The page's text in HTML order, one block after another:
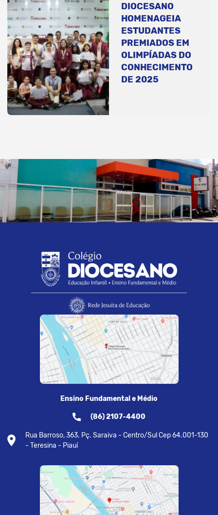
DIOCESANO
HOMENAGEIA
ESTUDANTES
PREMIADOS EM
OLIMPÍADAS DO
CONHECIMENTO
DE 2025
Ensino Fundamental e Médio
(86) 2107-4400
Rua Barroso, 363. Pç. Saraiva - Centro/Sul Cep 64.001-130
- Teresina - Piauí